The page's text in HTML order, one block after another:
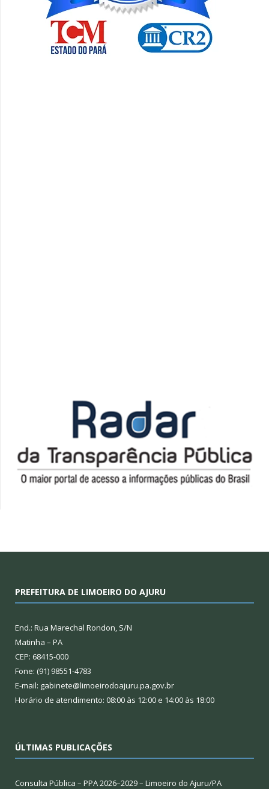
PREFEITURA DE LIMOEIRO DO AJURU
End.: Rua Marechal Rondon, S/N
Matinha – PA
CEP: 68415-000
Fone: (91) 98551-4783
E-mail: gabinete@limoeirodoajuru.pa.gov.br
Horário de atendimento: 08:00 às 12:00 e 14:00 às 18:00
ÚLTIMAS PUBLICAÇÕES
Consulta Pública – PPA 2026–2029 – Limoeiro do Ajuru/PA